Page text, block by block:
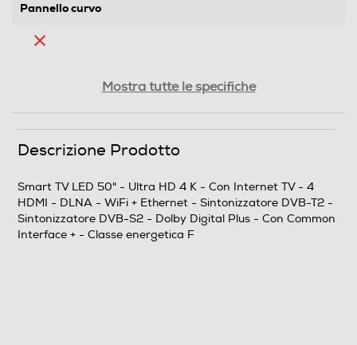
Pannello curvo
Risoluzione HD
4K Ultra HD (3840×2160)
Mostra tutte le specifiche
Descrizione Prodotto
Smart TV LED 50" - Ultra HD 4 K - Con Internet TV - 4
HDMI - DLNA - WiFi + Ethernet - Sintonizzatore DVB-T2 -
Sintonizzatore DVB-S2 - Dolby Digital Plus - Con Common
Interface + - Classe energetica F